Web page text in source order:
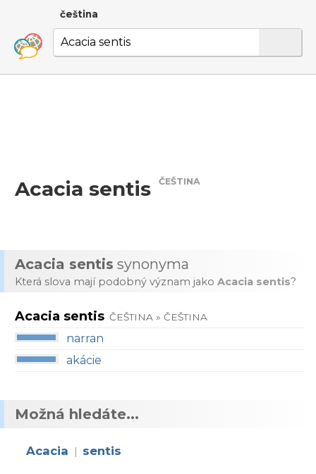
čeština
Acacia sentis ČEŠTINA
Acacia sentis synonyma
Která slova mají podobný význam jako Acacia sentis?
Acacia sentis ČEŠTINA » ČEŠTINA
narran
akácie
Možná hledáte...
Acacia | sentis